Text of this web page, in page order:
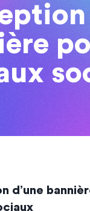
d’une